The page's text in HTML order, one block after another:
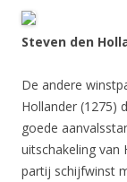
Steven den
De andere
Hollander (1275)
goede
uitschakeling van
partij schijfwinst